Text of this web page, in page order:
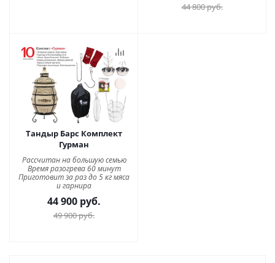
44 800руб.
Тандыр Барс Комплект
Гурман
Рассчитан на большую семью
Время разогрева 60 минут
Приготовит за раз до 5 кг мяса
и гарнира
44 900 руб.
49 900руб.